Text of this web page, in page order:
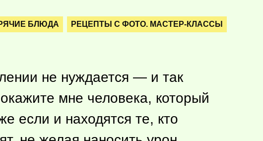
БЛЮДА РЕЦЕПТЫ С ФОТО. МАСТЕР-КЛАССЫ
не нуждается — и так
мне человека, который
если и находятся те, кто